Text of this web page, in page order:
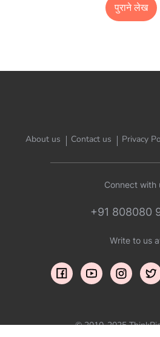
पुराने लेख
About us Contact us Privacy
Connect with
+91 808080
Write to us
© 2010-2025